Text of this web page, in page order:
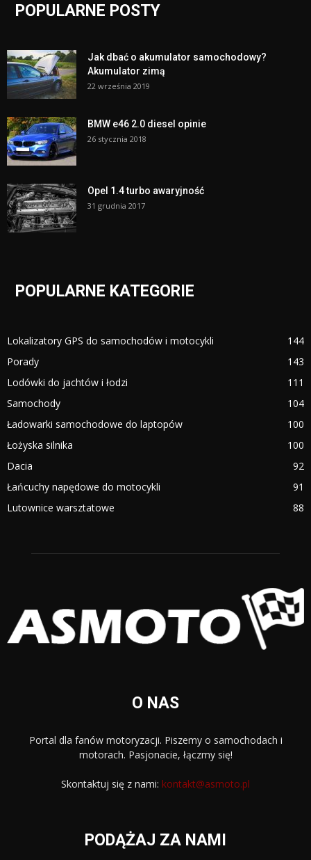
POPULARNE POSTY
Jak dbać o akumulator samochodowy?
Akumulator zimą
22 września 2019
BMW e46 2.0 diesel opinie
26 stycznia 2018
Opel 1.4 turbo awaryjność
31 grudnia 2017
POPULARNE KATEGORIE
Lokalizatory GPS do samochodów i motocykli
144
Porady
143
Lodówki do jachtów i łodzi
111
Samochody
104
Ładowarki samochodowe do laptopów
100
Łożyska silnika
100
Dacia
92
Łańcuchy napędowe do motocykli
91
Lutownice warsztatowe
88
O NAS
Portal dla fanów motoryzacji. Piszemy o samochodach i
motorach. Pasjonacie, łączmy się!
Skontaktuj się z nami: kontakt@asmoto.pl
PODĄŻAJ ZA NAMI